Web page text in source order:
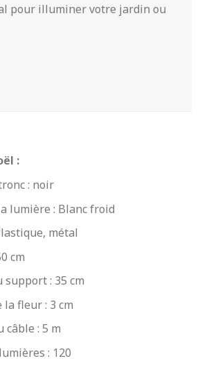
pour illuminer votre jardin ou
:
: noir
lumière : Blanc froid
métal
cm
support : 35 cm
fleur : 3 cm
câble : 5 m
: 120